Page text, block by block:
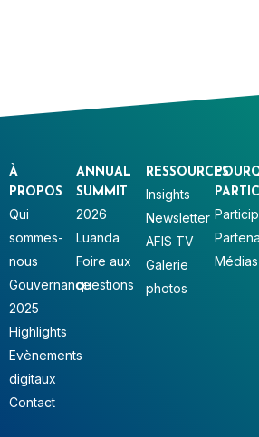
À
PROPOS
Qui
sommes-
nous
Gouvernance
2025
Highlights
Evènements
digitaux
Contact
ANNUAL
SUMMIT
2026
Luanda
Foire aux
questions
RESSOURCES
Insights
Newsletter
AFIS TV
Galerie
photos
Médias